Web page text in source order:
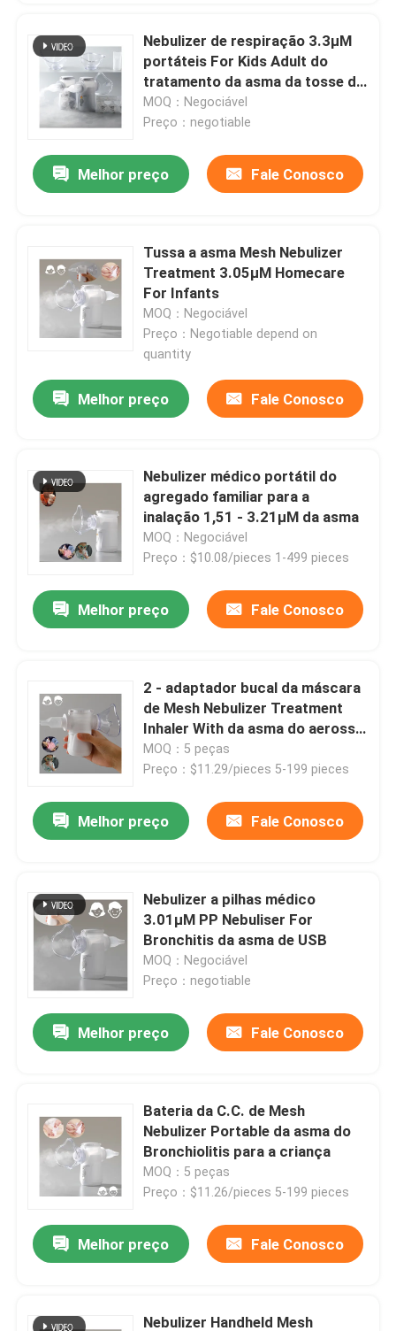
Casa
Contatos
Produtos
Mesh Nebulizer portátil
Asma Mesh Nebulizer
Nebulizer de vibração da malha
Nebulizer portátil do inalador
Nebulizer de respiração 3.3μM
portáteis For Kids Adult do
tratamento da asma da tosse de
USB
MOQ：Negociável
Preço：negotiable
Melhor preço Fale Conosco
Tussa a asma Mesh Nebulizer
Treatment 3.05μM Homecare
For Infants
MOQ：Negociável
Preço：Negotiable depend on
quantity
Melhor preço Fale Conosco
Nebulizer médico portátil do
agregado familiar para a
inalação 1,51 - 3.21μM da asma
MOQ：Negociável
Preço：$10.08/pieces 1-499 pieces
Melhor preço Fale Conosco
2 - adaptador bucal da máscara
de Mesh Nebulizer Treatment
Inhaler With da asma do aerossol
de 3.3μm
MOQ：5 peças
Preço：$11.29/pieces 5-199 pieces
Melhor preço Fale Conosco
Nebulizer a pilhas médico
3.01μM PP Nebuliser For
Bronchitis da asma de USB
MOQ：Negociável
Preço：negotiable
Melhor preço Fale Conosco
Bateria da C.C. de Mesh
Nebulizer Portable da asma do
Bronchiolitis para a criança
MOQ：5 peças
Preço：$11.26/pieces 5-199 pieces
Melhor preço Fale Conosco
Nebulizer Handheld Mesh